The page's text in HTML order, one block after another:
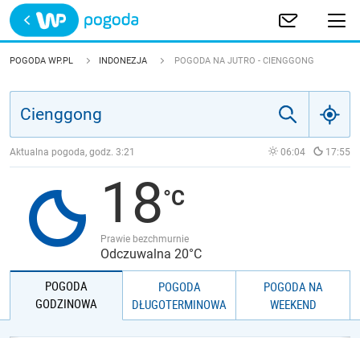
Trwa ładowanie
POLSKA
JAKOŚĆ POWIETRZA
POGODA WP.PL INDONEZJA POGODA NA JUTRO - CIENGGONG
Aktualna pogoda, godz. 3:21 06:04 17:55
18
Prawie bezchmurnie
Odczuwalna 20°C
POGODA
GODZINOWA
POGODA
DŁUGOTERMINOWA
POGODA NA
WEEKEND